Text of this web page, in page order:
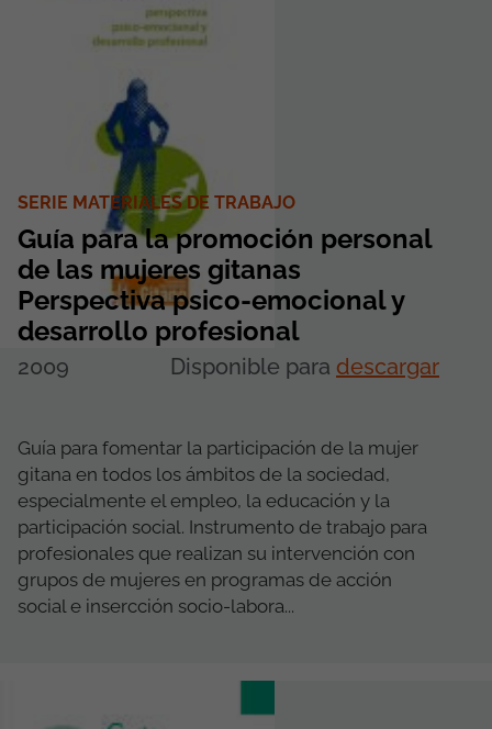
SERIE MATERIALES DE TRABAJO
Guía para la promoción personal
de las mujeres gitanas
Perspectiva psico-emocional y
desarrollo profesional
2009 Disponible para descargar
Guía para fomentar la participación de la mujer
gitana en todos los ámbitos de la sociedad,
especialmente el empleo, la educación y la
participación social. Instrumento de trabajo para
profesionales que realizan su intervención con
grupos de mujeres en programas de acción
social e insercción socio-labora...